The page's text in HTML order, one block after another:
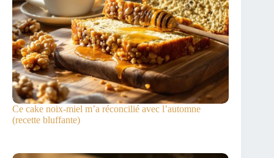
Ce cake noix-miel m’a réconcilié avec l’automne
(recette bluffante)